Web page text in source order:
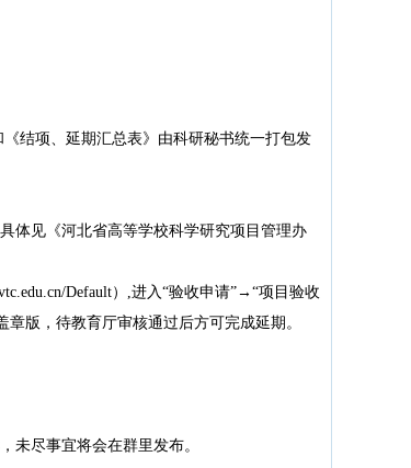
结项、延期汇总表》由科研秘书统一打包发
体见《河北省高等学校科学研究项目管理办
Default）,进入“验收申请”→“项目验收
版，待教育厅审核通过后方可完成延期。
未尽事宜将会在群里发布。